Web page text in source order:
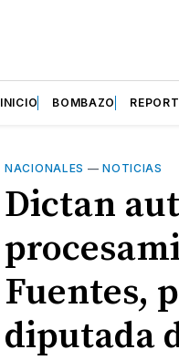
INICIO BOMBAZO
NACIONALES —NOTICIAS
Dictan
Fuentes,
diputada